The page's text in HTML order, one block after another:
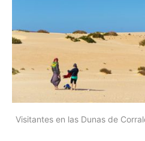
Visitantes en las Dunas de